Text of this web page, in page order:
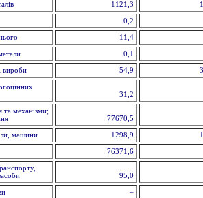
1121,3
0,2
11,4
0,1
вироби 54,9
31,2
механізми;
77670,5
машини 1298,9
76371,6
95,0
–